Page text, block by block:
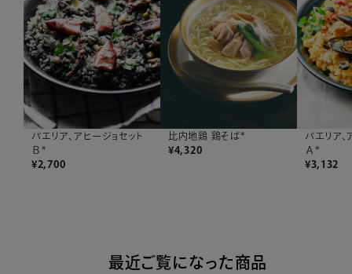
パエリア、アヒージョセット
Ｂ*
¥2,700
比内地鶏 鶏そば*
¥4,320
パエリア、
Ａ*
¥3,132
最近ご覧になった商品